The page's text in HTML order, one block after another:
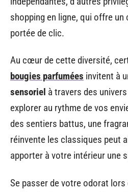
shopping en ligne, qui offre un
portée de clic.
Au cœur de cette diversité,
bougies parfumées invitent à
sensoriel à travers des
explorer au rythme de vos
des sentiers battus, une
réinvente les classiques peut
apporter à votre intérieur une
Se passer de votre odorat lors